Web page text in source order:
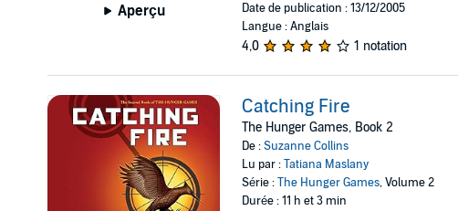
Aperçu
Date de publication : 13/12/2005
Langue : Anglais
4,0 1 notation
Catching Fire
The Hunger Games, Book 2
De :Suzanne Collins
Lu par :Tatiana Maslany
Série :The Hunger Games, Volume 2
Durée : 11 h et 3 min